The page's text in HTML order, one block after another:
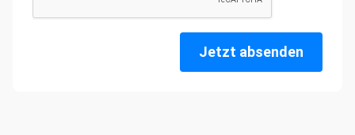
Jetzt absenden